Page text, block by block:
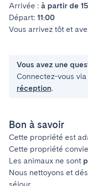
Arrivée : à partir de
Départ: 11:00
Vous arrivez tôt et
Vous avez une
Connectez-vous
réception.
Bon à savoir
Cette propriété est
Cette propriété
Les animaux ne sont
Nous nettoyons et